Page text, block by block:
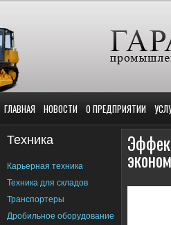
ГЛАВНАЯ НОВОСТИ О ПРЕДПРИЯТИИ
Техника
Карьерная техника
Техника для складов
Транспортеры
Дробильное оборудование